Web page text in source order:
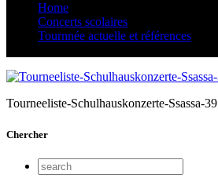
Home
Concerts scolaires
Tournnée actuelle et références
Tourneeliste-Schulhauskonzerte-Ssassa-39
Chercher